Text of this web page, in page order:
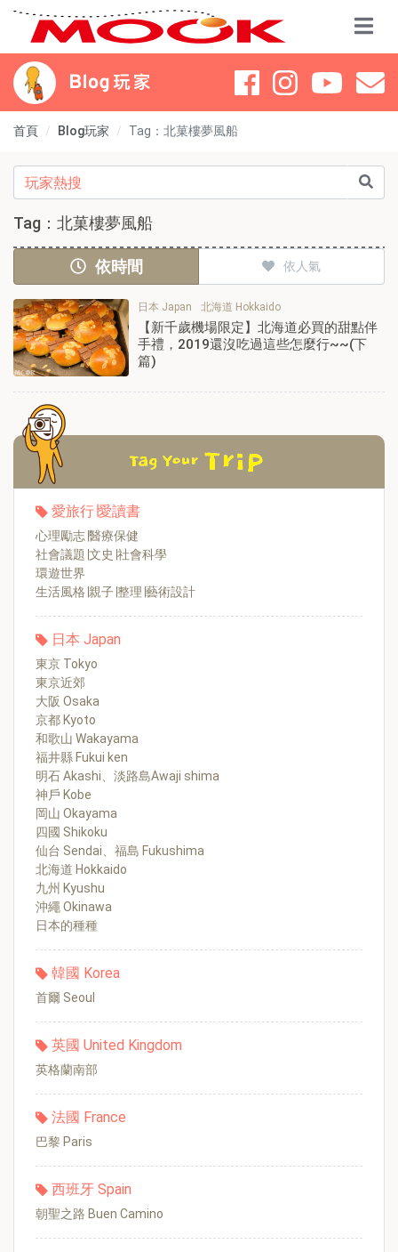
首頁 Blog玩家 Tag：北菓樓夢風船
Tag：北菓樓夢風船
依時間 依人氣
日本 Japan 北海道 Hokkaido
【新千歲機場限定】北海道必買的甜點伴
手禮，2019還沒吃過這些怎麼行~~(下
篇)
愛旅行∣愛讀書
心理勵志∣醫療保健
社會議題∣文史∣社會科學
環遊世界
生活風格∣親子∣整理∣藝術設計
日本 Japan
東京 Tokyo
東京近郊
大阪 Osaka
京都 Kyoto
和歌山 Wakayama
福井縣 Fukui ken
明石 Akashi、淡路島Awaji shima
神戶 Kobe
岡山 Okayama
四國 Shikoku
仙台 Sendai、福島 Fukushima
北海道 Hokkaido
九州 Kyushu
沖繩 Okinawa
日本的種種
韓國 Korea
首爾 Seoul
英國 United Kingdom
英格蘭南部
法國 France
巴黎 Paris
西班牙 Spain
朝聖之路 Buen Camino